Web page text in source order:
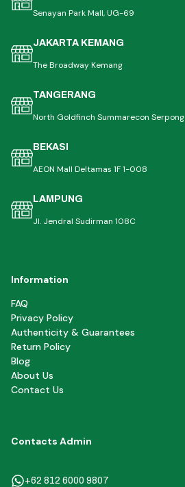
Senayan Park Mall, UG-69
JAKARTA KEMANG
The Broadway Kemang
TANGERANG
North Goldfinch Summarecon Serpong
BEKASI
AEON Mall Deltamas 1F 1-008
LAMPUNG
Jl. Jendral Sudirman 108C
Information
FAQ
Privacy Policy
Authenticity & Guarantees
Return Policy
Blog
About Us
Contact Us
Contacts Admin
+62 812 6000 9807